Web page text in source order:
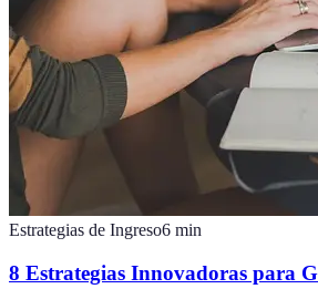
Estrategias de Ingreso6 min
8 Estrategias Innovadoras para